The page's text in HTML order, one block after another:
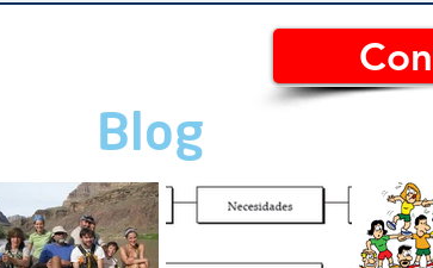
Blog